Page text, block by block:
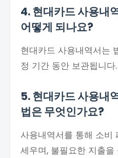
4. 현대카드 사용내
어떻게 되나요?
현대카드 사용내역서는
정 기간 동안 보관됩니다.
5. 현대카드 사용내
법은 무엇인가요?
사용내역서를 통해 소비
세우며, 불필요한 지출